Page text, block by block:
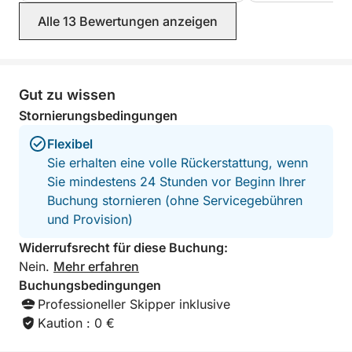
Ideal für einen spontanen Kurztrip oder einen
besonderen Moment auf See.
Anfang bis Ende für eine angenehme und herzliche
Atmosphäre und hilft Ihnen, jede Minute auf dem
Wasser optimal zu nutzen.
Eine Nachmittagstour bietet Ihnen ein einzigartiges,
entspanntes Erlebnis mit dem ganzen Zauber eines
Sonnenuntergangs aus einer unvergleichlichen
Perspektive. Wir freuen uns auf Sie!
people enjoying the peace and beauty.
Alle 13 Bewertungen anzeigen
Gut zu wissen
Stornierungsbedingungen
Flexibel
Sie erhalten eine volle Rückerstattung, wenn
Sie mindestens 24 Stunden vor Beginn Ihrer
Buchung stornieren (ohne Servicegebühren
und Provision)
Widerrufsrecht für diese Buchung:
Nein. Mehr erfahren
Buchungsbedingungen
Professioneller Skipper inklusive
Kaution : 0 €